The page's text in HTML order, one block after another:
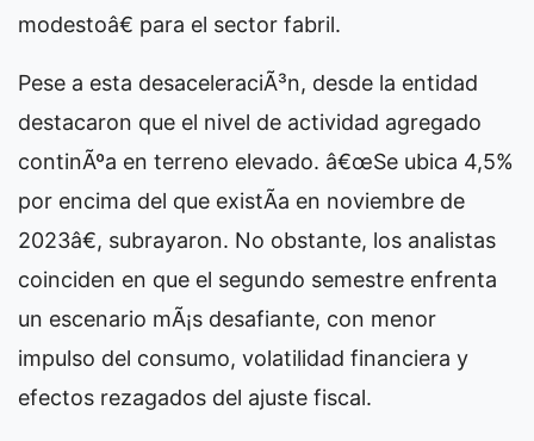
modestoâ€ para el sector fabril.
Pese a esta desaceleraciÃ³n, desde la entidad
destacaron que el nivel de actividad agregado
continÃºa en terreno elevado. â€œSe ubica 4,5%
por encima del que existÃ­a en noviembre de
2023â€, subrayaron. No obstante, los analistas
coinciden en que el segundo semestre enfrenta
un escenario mÃ¡s desafiante, con menor
impulso del consumo, volatilidad financiera y
efectos rezagados del ajuste fiscal.